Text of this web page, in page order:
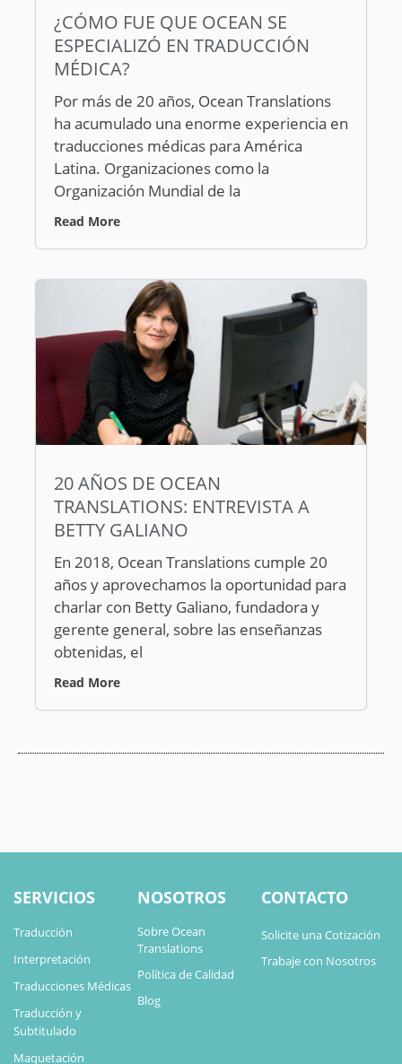
¿CÓMO FUE QUE OCEAN SE
ESPECIALIZÓ EN TRADUCCIÓN
MÉDICA?
Por más de 20 años, Ocean Translations
ha acumulado una enorme experiencia en
traducciones médicas para América
Latina. Organizaciones como la
Organización Mundial de la
Read More
20 AÑOS DE OCEAN
TRANSLATIONS: ENTREVISTA A
BETTY GALIANO
En 2018, Ocean Translations cumple 20
años y aprovechamos la oportunidad para
charlar con Betty Galiano, fundadora y
gerente general, sobre las enseñanzas
obtenidas, el
Read More
SERVICIOS
Traducción
Interpretación
Traducciones Médicas
Traducción y
Subtitulado
Maquetación
NOSOTROS
Sobre Ocean
Translations
Política de Calidad
Blog
CONTACTO
Solicite una Cotización
Trabaje con Nosotros